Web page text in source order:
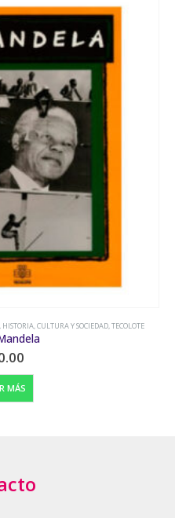
, HISTORIA, CULTURA Y SOCIEDAD,TECOLOTE
MÁS